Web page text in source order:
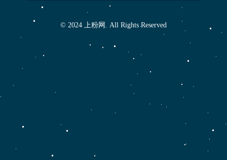
© 2024 上粉网. All Rights Reserved